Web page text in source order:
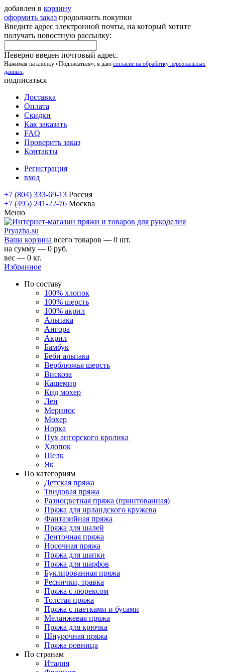
добавлен в корзину
оформить заказ продолжить покупки
Введите адрес электронной почты, на который хотите
получать новостную рассылку:
Неверно введен почтовый адрес.
Нажимая на кнопку «Подписаться», я даю согласие на обработку персональных
данных.
подписаться
Доставка
Оплата
Скидки
Как заказать
FAQ
Проверить заказ
Контакты
Регистрация
вход
+7 (804) 333-69-13 Россия
+7 (495) 241-22-76 Москва
Меню
Ваша корзина всего товаров — 0 шт.
на сумму — 0 руб.
вес — 0 кг.
Избранное
По составу
100% хлопок
100% шерсть
100% акрил
Альпака
Ангора
Акрил
Бамбук
Беби альпака
Верблюжья шерсть
Вискоза
Кашемир
Кид мохер
Лен
Меринос
Мохер
Норка
Пух ангорского кролика
Хлопок
Шелк
Як
По категориям
Детская пряжа
Твидовая пряжа
Разноцветная пряжа (принтованная)
Пряжа для ирландского кружева
Фантазийная пряжа
Пряжа для шалей
Ленточная пряжа
Носочная пряжа
Пряжа для шапки
Пряжа для шарфов
Буклированная пряжа
Реснички, травка
Пряжа с люрексом
Толстая пряжа
Пряжа с паетками и бусами
Меланжевая пряжа
Пряжа для крючка
Шнурочная пряжа
Пряжа ровница
По странам
Италия